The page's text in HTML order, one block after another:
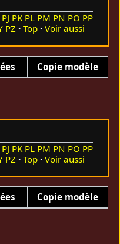
PJ PK PL PM PN PO PP
PZ Top Voir aussi
Copie modèle
PJ PK PL PM PN PO PP
PZ Top Voir aussi
Copie modèle